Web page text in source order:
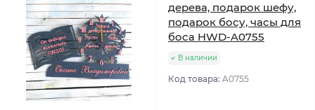
дерева, подарок шефу,
подарок босу, часы для
боса HWD-A0755
В наличии
Код товара: A0755